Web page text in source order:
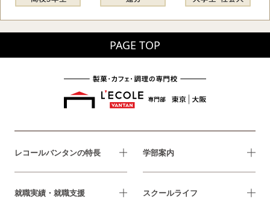
PAGE TOP
レコールバンタンの特長 学部案内
就職実績・就職支援 スクールライフ